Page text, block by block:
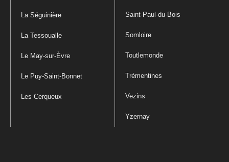
La Séguinière
La Tessoualle
Le May-sur-Èvre
Le Puy-Saint-Bonnet
Les Cerqueux
Saint-Paul-du-Bois
Somloire
Toutlemonde
Trémentines
Vezins
Yzernay